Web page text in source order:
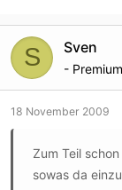
S Sven
-
18 November 2009
Zum Teil
sowas da